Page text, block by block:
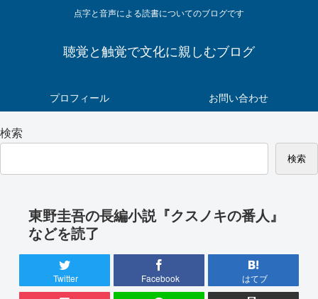
点字と音声による読書についてのブログです
聴覚と触覚で文化に親しむブログ
プロフィール お問い合わせ
検索
検索
東野圭吾の長編小説『クスノキの番人』
などを読了
Twitter Facebook はてブ